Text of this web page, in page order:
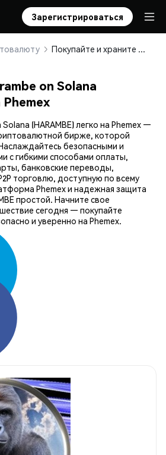
Зарегистрироваться
Покупайте и храните Harambe on Solana (HARAMBE) безопасно
on Solana
(HARAMBE) легко на Phemex —
бирже, которой
безопасными и
с гибкими способами оплаты,
банковские переводы,
торговлю, доступную по всему
Phemex и надежная защита
простой. Начните свое
сегодня — покупайте
и уверенно на Phemex.